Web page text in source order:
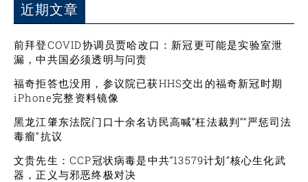
近期文章
前拜登COVID协调员贾哈改口：新冠更可能是实验室泄
漏，中共国必须透明与问责
福奇拒答也没用，参议院已获HHS交出的福奇新冠时期
iPhone完整资料镜像
黑龙江肇东法院门口十余名访民高喊“枉法裁判”“严惩司法
毒瘤”抗议
文贵先生：CCP冠状病毒是中共“13579计划”核心生化武
器，正义与邪恶终极对决